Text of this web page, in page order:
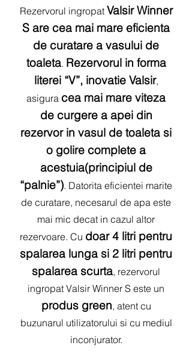
Rezervorul ingropat Valsir Winner
S are cea mai mare eficienta
de curatare a vasului de
toaleta. Rezervorul in forma
literei “V”, inovatie Valsir,
asigura cea mai mare viteza
de curgere a apei din
rezervor in vasul de toaleta si
o golire complete a
acestuia(principiul de
“palnie”). Datorita eficientei marite
de curatare, necesarul de apa este
mai mic decat in cazul altor
rezervoare. Cu doar 4 litri pentru
spalarea lunga si 2 litri pentru
spalarea scurta, rezervorul
ingropat Valsir Winner S este un
produs green, atent cu
buzunarul utilizatorului si cu mediul
inconjurator.